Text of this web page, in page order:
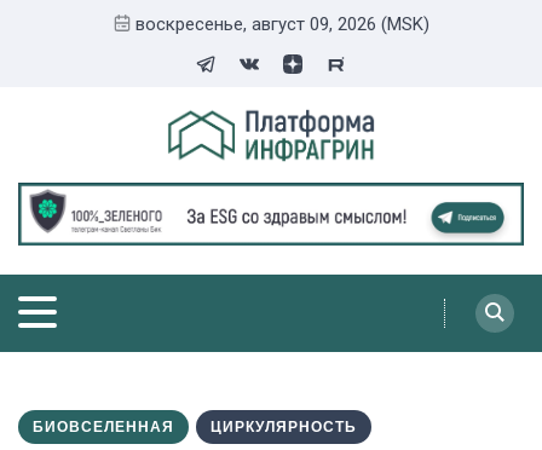
воскресенье, август 09, 2026 (MSK)
БИОВСЕЛЕННАЯ ЦИРКУЛЯРНОСТЬ